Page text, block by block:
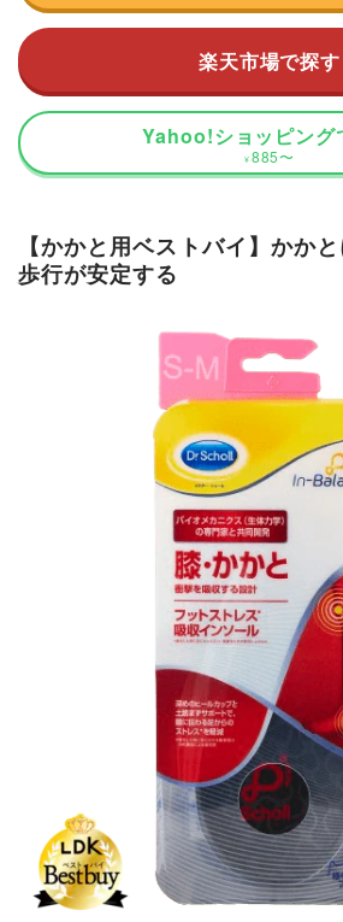
楽天市場で探す
Yahoo!ショッピング
¥ 885〜
【かかと用ベストバイ】かか
歩行が安定する